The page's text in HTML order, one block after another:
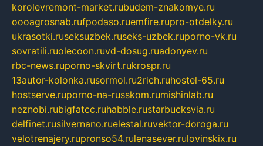
korolevremont-market.rubudem-znakomye.ru
oooagrosnab.rufpodaso.ruemfire.rupro-otdelky.ru
ukrasotki.ruseksuzbek.ruseks-uzbek.ruporno-vk.ru
sovratili.ruolecoon.ruvd-dosug.ruadonyev.ru
rbc-news.ruporno-skvirt.rukrospr.ru
13autor-kolonka.rusormol.ru2rich.ruhostel-65.ru
hostserve.ruporno-na-russkom.rumishinlab.ru
neznobi.rubigfatcc.ruhabble.rustarbucksvia.ru
delfinet.rusilvernano.ruelestal.ruvektor-doroga.ru
velotrenajery.rupronso54.rulenasever.rulovinskix.ru